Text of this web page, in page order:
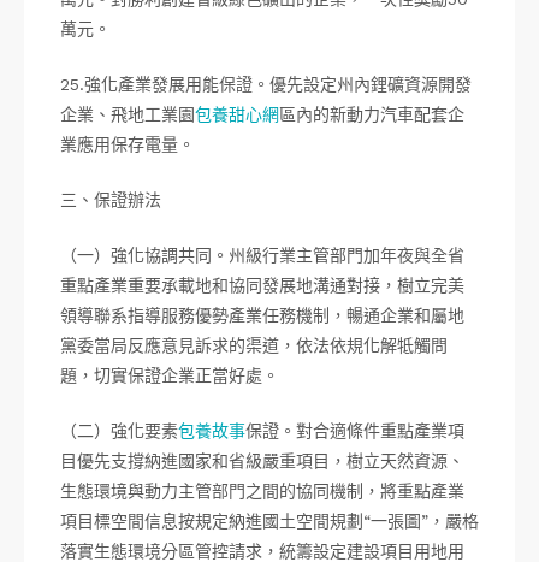
萬元。
25.強化產業發展用能保證。優先設定州內鋰礦資源開發
企業、飛地工業園包養甜心網區內的新動力汽車配套企
業應用保存電量。
三、保證辦法
（一）強化協調共同。州級行業主管部門加年夜與全省
重點產業重要承載地和協同發展地溝通對接，樹立完美
領導聯系指導服務優勢產業任務機制，暢通企業和屬地
黨委當局反應意見訴求的渠道，依法依規化解牴觸問
題，切實保證企業正當好處。
（二）強化要素包養故事保證。對合適條件重點產業項
目優先支撐納進國家和省級嚴重項目，樹立天然資源、
生態環境與動力主管部門之間的協同機制，將重點產業
項目標空間信息按規定納進國土空間規劃“一張圖”，嚴格
落實生態環境分區管控請求，統籌設定建設項目用地用